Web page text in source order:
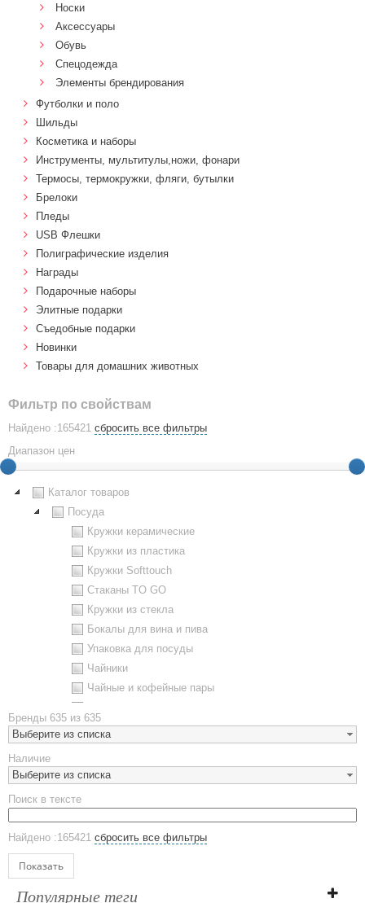
Носки
Аксессуары
Обувь
Спецодежда
Элементы брендирования
Футболки и поло
Шильды
Косметика и наборы
Инструменты, мультитулы,ножи, фонари
Термосы, термокружки, фляги, бутылки
Брелоки
Пледы
USB Флешки
Полиграфические изделия
Награды
Подарочные наборы
Элитные подарки
Cъедобные подарки
Новинки
Товары для домашних животных
Фильтр по свойствам
Найдено :165421 сбросить все фильтры
Диапазон цен
Каталог товаров
Посуда
Кружки керамические
Кружки из пластика
Кружки Softtouch
Стаканы TO GO
Кружки из стекла
Бокалы для вина и пива
Упаковка для посуды
Чайники
Чайные и кофейные пары
Наборы посуды
Предметы сервировки
Стаканы
Эко кружки
ЕВРОПОСУДА
Аксессуары
Ежедневники и блокноты
Бренды 635 из 635
Выберите из списка
Наличие
Выберите из списка
Поиск в тексте
Найдено :165421 сбросить все фильтры
Показать
Популярные теги